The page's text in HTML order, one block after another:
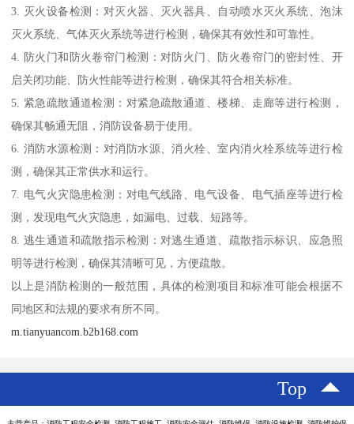
3. 灭火设备检测：对灭火器、灭火器具、自动喷水灭火系统、泡沫
灭火系统、气体灭火系统等进行检测，确保其有效性和可靠性。
4. 防火门和防火卷帘门检测：对防火门、防火卷帘门的密封性、开
启关闭功能、防火性能等进行检测，确保其符合相关标准。
5. 紧急疏散通道检测：对紧急疏散通道、楼梯、走廊等进行检测，
确保其畅通无阻，消防设备易于使用。
6. 消防水源检测：对消防水源、消火栓、室内消火栓系统等进行检
测，确保其正常供水和运行。
7. 电气火灾隐患检测：对电气线路、电气设备、电气插座等进行检
测，发现电气火灾隐患，如漏电、过载、短路等。
8. 逃生通道和疏散指示检测：对逃生通道、疏散指示标识、应急照
明等进行检测，确保其清晰可见，方便疏散。
以上是消防检测的一般范围，具体的检测项目和标准可能会根据不
同地区和法规的要求有所不同。
m.tianyuancom.b2b168.com
Top